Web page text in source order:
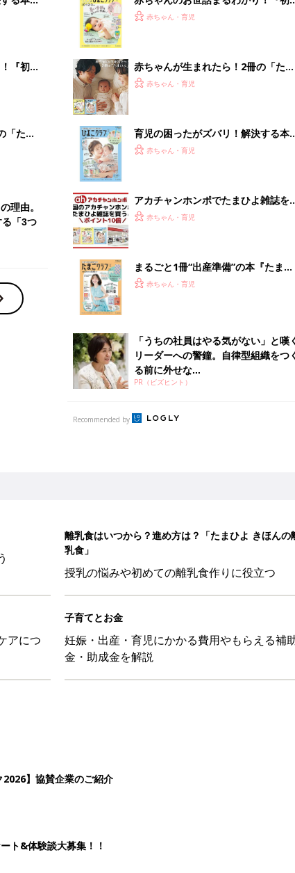
夫婦で予習する 出産の教科書
リーダーへの警鐘。自律型組織をつく
る前に外せな...
PR（ビズヒント）
離乳食はいつから？進め方は？「たまひよ きほんの離
授乳の悩みや初めての離乳食作りに役立つ
子育てとお金
妊娠・出産・育児にかかる費用やもらえる補助
金・助成金を解説
】協賛企業のご紹介
ト&体験談大募集！！
ール【たまひよ ファミリーパーク2026】
2 3 4 5